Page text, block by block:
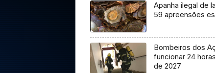
Apanha ilegal de
59 apreensões
Bombeiros dos
funcionar 24
de 2027